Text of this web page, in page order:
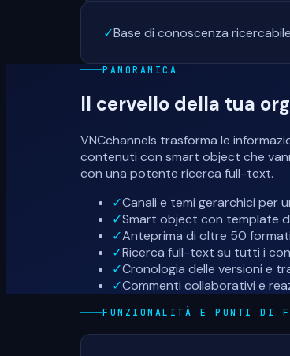
✓Base di conoscenza
PANORAMICA
Il cervello della tua
VNCchannels trasforma le
contenuti con smart object che
con una potente ricerca full-text.
✓Canali e temi gerarchici per
✓Smart object con template
✓Anteprima di oltre 50
✓Ricerca full-text su tutti i
✓Cronologia delle versioni e
✓Commenti collaborativi e
FUNZIONALITÀ E PUNTI DI